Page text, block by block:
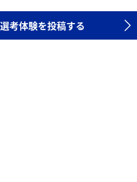
考体験を投稿する